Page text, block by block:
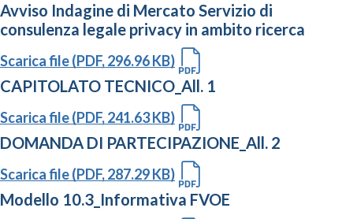
Avviso Indagine di Mercato Servizio di
consulenza legale privacy in ambito ricerca
Scarica file (PDF, 296.96 KB)
CAPITOLATO TECNICO_All. 1
Scarica file (PDF, 241.63 KB)
DOMANDA DI PARTECIPAZIONE_All. 2
Scarica file (PDF, 287.29 KB)
Modello 10.3_Informativa FVOE